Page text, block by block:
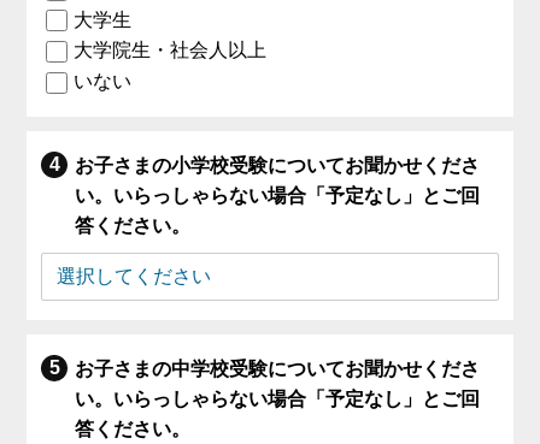
大学生
大学院生・社会人以上
いない
お子さまの小学校受験についてお聞かせくださ
い。いらっしゃらない場合「予定なし」とご回
答ください。
お子さまの中学校受験についてお聞かせくださ
い。いらっしゃらない場合「予定なし」とご回
答ください。